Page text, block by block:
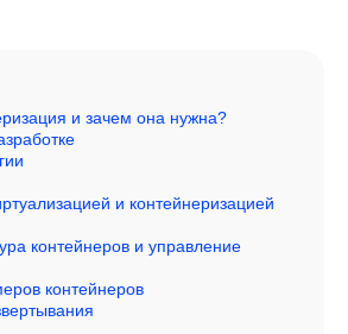
и зачем она нужна?
и контейнеризацией
контейнеров и управление
контейнеров